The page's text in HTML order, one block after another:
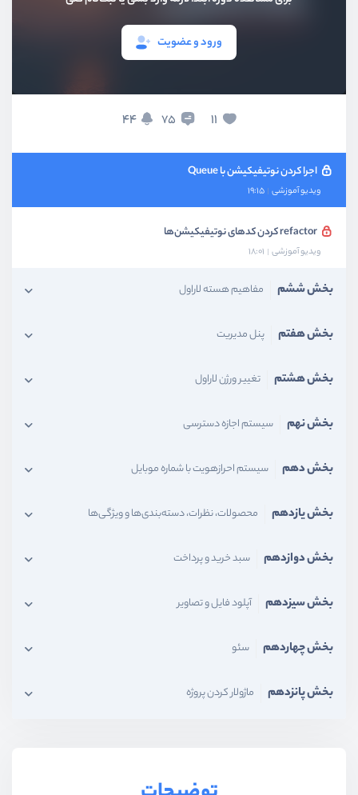
ورود و عضویت
11
75
44
ویدیو آموزشی
تغییر نوتیفیکیشن پسورد ریست
تغییر نوتیفیکیشن تایید ایمیل
اجرا کردن نوتیفیکیشن با Queue
ویدیو آموزشی 19:15
refactor کردن کدهای نوتیفیکیشن‌ها
ویدیو آموزشی 18:01
بخش ششم مفاهیم هسته لاراول
بخش هفتم پنل مدیریت
بخش هشتم تغییر ورژن لاراول
بخش نهم سیستم اجازه دسترسی
بخش دهم سیستم احرازهویت با شماره موبایل
بخش یازدهم محصولات، نظرات، دسته‌بندی‌ها و ویژگی‌ها
بخش دوازدهم سبد خرید و پرداخت
بخش سیزدهم آپلود فایل و تصاویر
بخش چهاردهم سئو
بخش پانزدهم ماژولار کردن پروژه
جستجو پیشرفته